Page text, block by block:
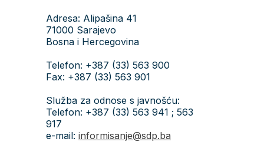
Adresa: Alipašina 41
71000 Sarajevo
Bosna i Hercegovina
Telefon: +387 (33) 563 900
Fax: +387 (33) 563 901
Služba za odnose s javnošću:
Telefon: +387 (33) 563 941 ; 563
917
e-mail: informisanje@sdp.ba